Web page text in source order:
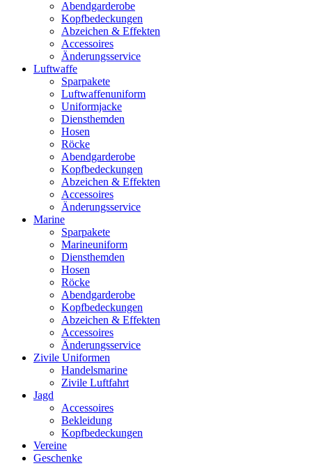
Abendgarderobe
Kopfbedeckungen
Abzeichen & Effekten
Accessoires
Änderungsservice
Luftwaffe
Sparpakete
Luftwaffenuniform
Uniformjacke
Diensthemden
Hosen
Röcke
Abendgarderobe
Kopfbedeckungen
Abzeichen & Effekten
Accessoires
Änderungsservice
Marine
Sparpakete
Marineuniform
Diensthemden
Hosen
Röcke
Abendgarderobe
Kopfbedeckungen
Abzeichen & Effekten
Accessoires
Änderungsservice
Zivile Uniformen
Handelsmarine
Zivile Luftfahrt
Jagd
Accessoires
Bekleidung
Kopfbedeckungen
Vereine
Geschenke